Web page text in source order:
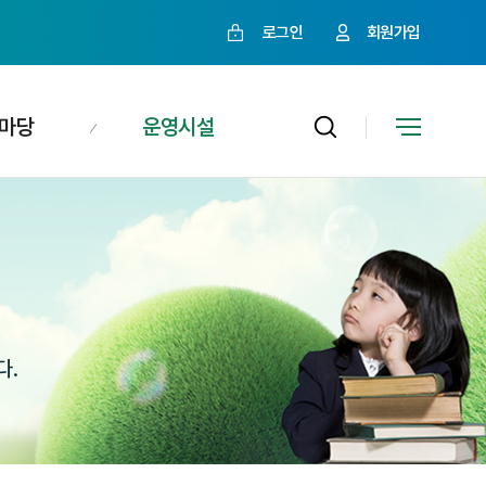
로그인 회원가입
당 운영시설
.